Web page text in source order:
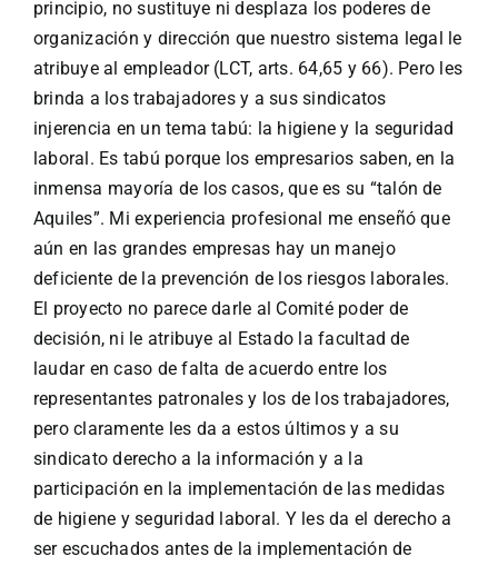
principio, no sustituye ni desplaza los poderes de
organización y dirección que nuestro sistema legal le
atribuye al empleador (LCT, arts. 64,65 y 66). Pero les
brinda a los trabajadores y a sus sindicatos
injerencia en un tema tabú: la higiene y la seguridad
laboral. Es tabú porque los empresarios saben, en la
inmensa mayoría de los casos, que es su “talón de
Aquiles”. Mi experiencia profesional me enseñó que
aún en las grandes empresas hay un manejo
deficiente de la prevención de los riesgos laborales.
El proyecto no parece darle al Comité poder de
decisión, ni le atribuye al Estado la facultad de
laudar en caso de falta de acuerdo entre los
representantes patronales y los de los trabajadores,
pero claramente les da a estos últimos y a su
sindicato derecho a la información y a la
participación en la implementación de las medidas
de higiene y seguridad laboral. Y les da el derecho a
ser escuchados antes de la implementación de